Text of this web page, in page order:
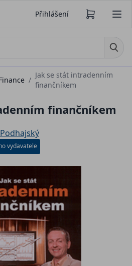
Přihlášení
/
Jak se stát intradenním
finančníkem
finančníkem
vydavatele